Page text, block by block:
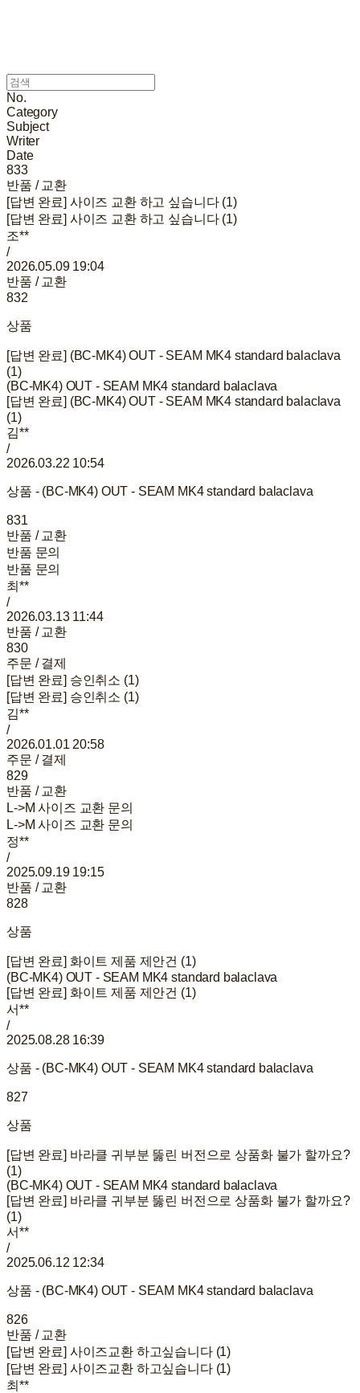
No.
Category
Subject
Writer
Date
833
반품 / 교환
[답변 완료] 사이즈 교환 하고 싶습니다 (1)
[답변 완료] 사이즈 교환 하고 싶습니다 (1)
조**
/
2026.05.09 19:04
반품 / 교환
832
상품
[답변 완료] (BC-MK4) OUT - SEAM MK4 standard balaclava
(1)
(BC-MK4) OUT - SEAM MK4 standard balaclava
[답변 완료] (BC-MK4) OUT - SEAM MK4 standard balaclava
(1)
김**
/
2026.03.22 10:54
상품 - (BC-MK4) OUT - SEAM MK4 standard balaclava
831
반품 / 교환
반품 문의
반품 문의
최**
/
2026.03.13 11:44
반품 / 교환
830
주문 / 결제
[답변 완료] 승인취소 (1)
[답변 완료] 승인취소 (1)
김**
/
2026.01.01 20:58
주문 / 결제
829
반품 / 교환
L->M 사이즈 교환 문의
L->M 사이즈 교환 문의
정**
/
2025.09.19 19:15
반품 / 교환
828
상품
[답변 완료] 화이트 제품 제안건 (1)
(BC-MK4) OUT - SEAM MK4 standard balaclava
[답변 완료] 화이트 제품 제안건 (1)
서**
/
2025.08.28 16:39
상품 - (BC-MK4) OUT - SEAM MK4 standard balaclava
827
상품
[답변 완료] 바라클 귀부분 뚫린 버전으로 상품화 불가 할까요?
(1)
(BC-MK4) OUT - SEAM MK4 standard balaclava
[답변 완료] 바라클 귀부분 뚫린 버전으로 상품화 불가 할까요?
(1)
서**
/
2025.06.12 12:34
상품 - (BC-MK4) OUT - SEAM MK4 standard balaclava
826
반품 / 교환
[답변 완료] 사이즈교환 하고싶습니다 (1)
[답변 완료] 사이즈교환 하고싶습니다 (1)
최**